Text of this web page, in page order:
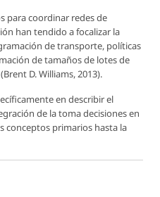
para coordinar redes de
han tendido a focalizar la
de transporte, políticas
de tamaños de lotes de
D. Williams, 2013).
en describir el
de la toma decisiones en
conceptos primarios hasta la